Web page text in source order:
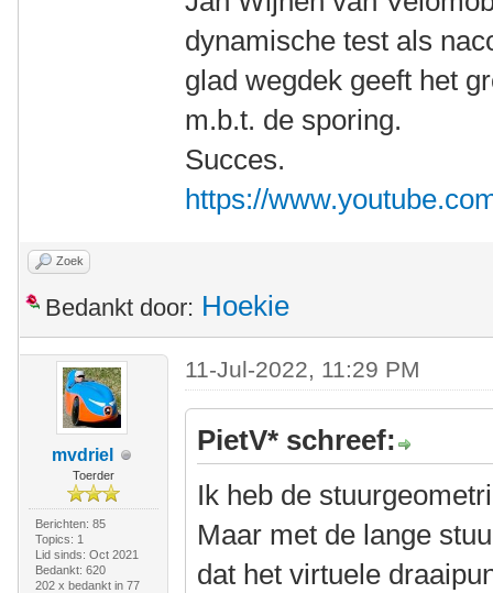
dynamische test als
glad wegdek geeft het
m.b.t. de sporing.
Succes.
https://
Zoek
Bedankt door: Hoekie
mvdriel
Toerder
Berichten: 85
Topics: 1
Lid sinds: Oct 2021
Bedankt: 620
202 x bedankt in 77
11-Jul-2022, 11:29 PM
PietV* schreef:
Ik heb de
Maar met de lange
dat het virtuele